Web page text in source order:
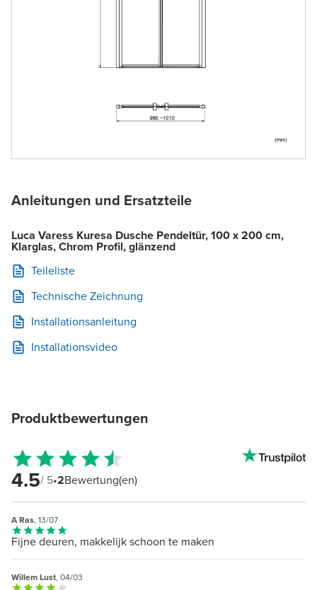
Anleitungen und Ersatzteile
Luca Varess Kuresa Dusche Pendeltür, 100 x 200 cm,
Klarglas, Chrom Profil, glänzend
Teileliste
Technische Zeichnung
Installationsanleitung
Installationsvideo
Produktbewertungen
4.5/ 5•2Bewertung(en)
A Ras, 13/07
Fijne deuren, makkelijk schoon te maken
Willem Lust, 04/03